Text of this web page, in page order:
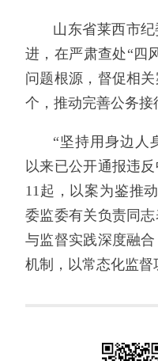
山东省莱西市
进，在严肃查处“四
问题根源，督促相
个，推动完善公务接
“坚持用身边人
以来已公开通报违
11起，以案为鉴推
委监委有关负责同
与监督实践深度融
机制，以常态化监督